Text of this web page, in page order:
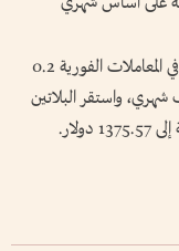
وبالنسبة للمعادن النفيسة الأخرى، هبطت الفضة في المعاملات الفورية 0.2
مكسب شهري، واستقر البلاتين